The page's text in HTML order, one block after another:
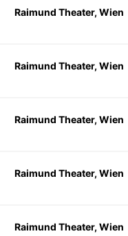
Raimund Theater, Wien
Raimund Theater, Wien
Raimund Theater, Wien
Raimund Theater, Wien
Raimund Theater, Wien